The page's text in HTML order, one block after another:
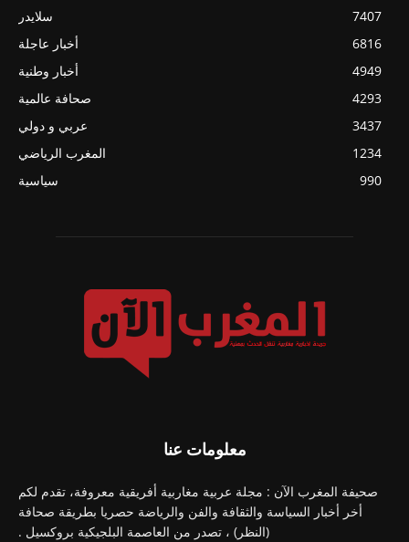
سلايدر
7407
أخبار عاجلة
6816
أخبار وطنية
4949
صحافة عالمية
4293
عربي و دولي
3437
المغرب الرياضي
1234
سياسية
990
معلومات عنا
صحيفة المغرب الآن : مجلة عربية مغاربية أفريقية معروفة، تقدم لكم
أخر أخبار السياسة والثقافة والفن والرياضة حصريا بطريقة صحافة
(النظر) ، تصدر من العاصمة البلجيكية بروكسيل .